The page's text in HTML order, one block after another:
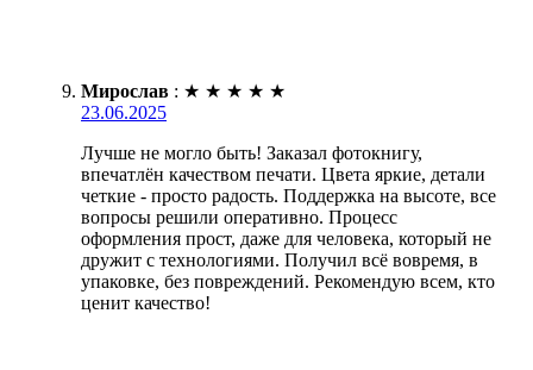
Мирослав : ★ ★ ★ ★ ★
23.06.2025
Лучше не могло быть! Заказал фотокнигу,
впечатлён качеством печати. Цвета яркие, детали
четкие - просто радость. Поддержка на высоте, все
вопросы решили оперативно. Процесс
оформления прост, даже для человека, который не
дружит с технологиями. Получил всё вовремя, в
упаковке, без повреждений. Рекомендую всем, кто
ценит качество!